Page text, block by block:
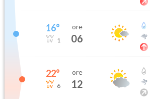
16°
1
ore
06
22°
6
ore
12